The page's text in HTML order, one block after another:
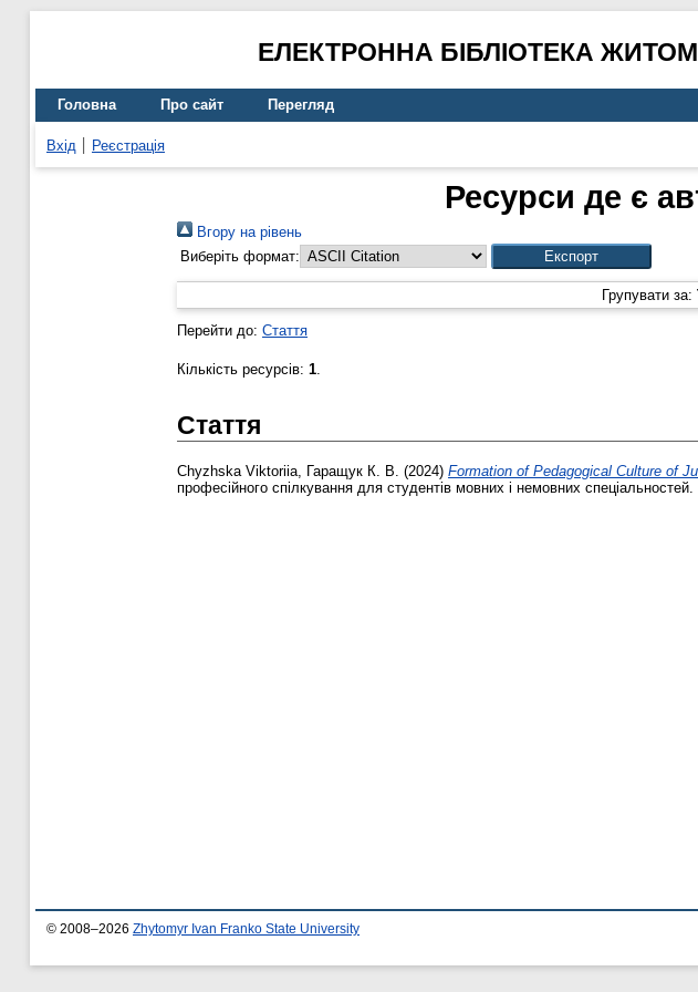
ЕЛЕКТРОННА БІБЛІОТЕКА
Головна Про сайт Перегляд
Вхід Реєстрація
Ресурси де є
Вгору на рівень
Виберіть формат:
Групувати за:
Перейти до: Стаття
Кількість ресурсів: 1.
Стаття
Chyzhska Viktoriia, Гаращук К. В. (2024) Formation of Pedagogical Culture of
професійного спілкування для студентів мовних і немовних спеціальностей.
© 2008–2026 Zhytomyr Ivan Franko State University